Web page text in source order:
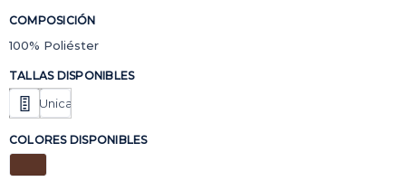
COMPOSICIÓN
100% Poliéster
TALLAS DISPONIBLES
Unica
COLORES DISPONIBLES